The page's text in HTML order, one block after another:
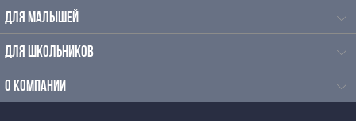
ДЛЯ МАЛЫШЕЙ
ДЛЯ ШКОЛЬНИКОВ
О КОМПАНИИ